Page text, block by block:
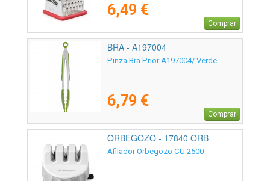
6,49 €
Comprar
BRA - A197004
Pinza Bra Prior A197004/ Verde
6,79 €
Comprar
ORBEGOZO - 17840 ORB
Afilador Orbegozo CU 2500